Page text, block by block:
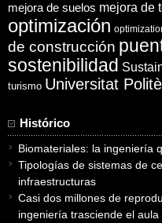
mejora de suelos mejora de
optimización
de construcción
sostenibilidad
turismo Universitat
Histórico
Biomateriales: la ingeniería
Tipologías de sistemas de
infraestructuras
Casi dos millones de
ingeniería trasciende el aula